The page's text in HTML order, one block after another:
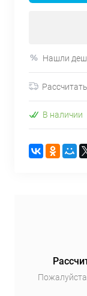
Нашли
В наличии